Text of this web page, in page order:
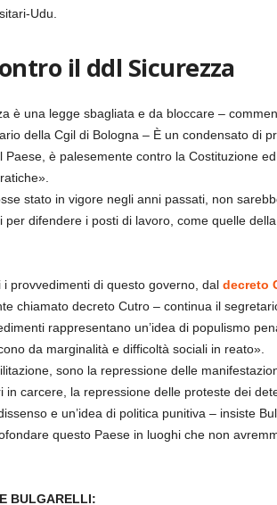
Udu.
il ddl Sicurezza
è una legge sbagliata e da bloccare –
della Cgil di Bologna – È un condensato di
è palesemente contro la Costituzione
stato in vigore negli anni passati, non
difendere i posti di lavoro, come quelle della
provvedimenti di questo governo, dal decreto
chiamato decreto Cutro – continua il
rappresentano un’idea di populismo
da marginalità e difficoltà sociali in reato».
sono la repressione delle
carcere, la repressione delle proteste dei
e un’idea di politica punitiva – insiste
questo Paese in luoghi che non
BULGARELLI: